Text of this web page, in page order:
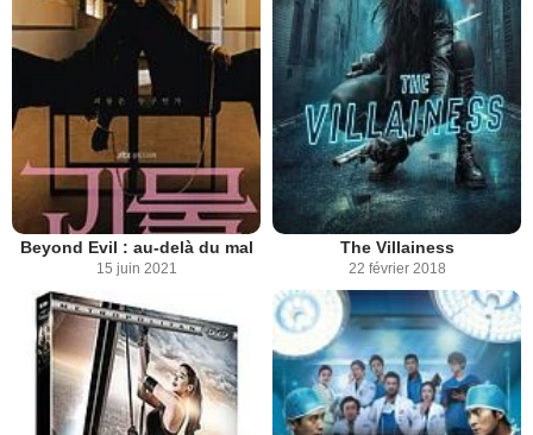
Beyond Evil : au-delà du mal
15 juin 2021
The Villainess
22 février 2018